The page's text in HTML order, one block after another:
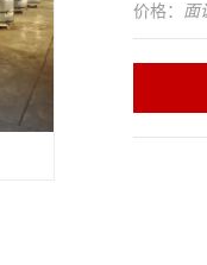
价格： 面